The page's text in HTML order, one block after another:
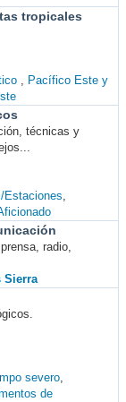
tropicales
Pacífico Este y
técnicas y
Estaciones
radio,
Sierra
severo
de